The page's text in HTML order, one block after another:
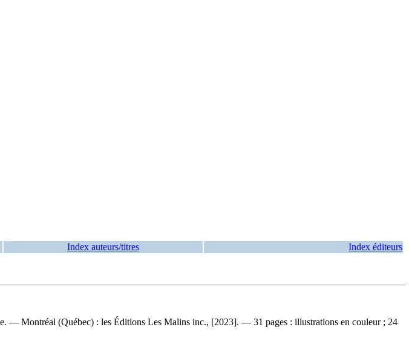
Index auteurs/titres Index éditeurs
— Montréal (Québec) : les Éditions Les Malins inc., [2023]. — 31 pages : illustrations en couleur ; 24